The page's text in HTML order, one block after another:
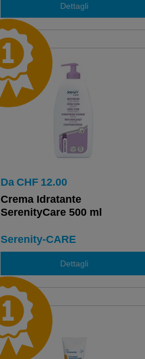
Dettagli
Da CHF 12.00
Crema Idratante
SerenityCare 500 ml
Serenity-CARE
Dettagli